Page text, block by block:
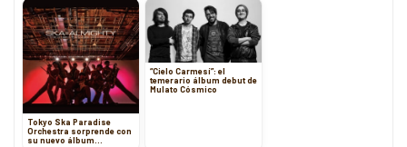
Tokyo Ska Paradise
Orchestra sorprende con
su nuevo álbum
“Cielo Carmesí”: el
temerario álbum debut de
Mulato Cósmico